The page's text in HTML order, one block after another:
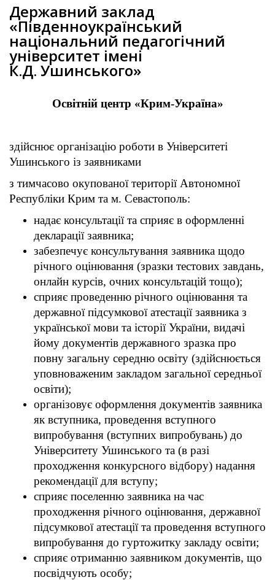
Державний заклад
«Південноукраїнський
національний педагогічний
університет імені
К.Д. Ушинського»
Освітній центр «Крим-Україна»
здійснює організацію роботи в Університеті
Ушинського із заявниками
з тимчасово окупованої території Автономної
Республіки Крим та м. Севастополь:
надає консультації та сприяє в оформленні
декларації заявника;
забезпечує консультування заявника щодо
річного оцінювання (зразки тестових завдань,
онлайн курсів, очних консультацій тощо);
сприяє проведенню річного оцінювання та
державної підсумкової атестації заявника з
української мови та історії України, видачі
йому документів державного зразка про
повну загальну середню освіту (здійснюється
уповноваженим закладом загальної середньої
освіти);
організовує оформлення документів заявника
як вступника, проведення вступного
випробування (вступних випробувань) до
Університету Ушинського та (в разі
проходження конкурсного відбору) надання
рекомендації для вступу;
сприяє поселенню заявника на час
проходження річного оцінювання, державної
підсумкової атестації та проведення вступного
випробування до гуртожитку закладу освіти;
сприяє отриманню заявником документів, що
посвідчують особу;